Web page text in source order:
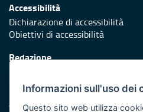
Accessibilità
Dichiarazione di accessibilità
Obiettivi di accessibilità
Redazione
Protezione civile
Vai al sito di Protezione Civile
Informazioni sull'uso dei
Questo sito web utilizza